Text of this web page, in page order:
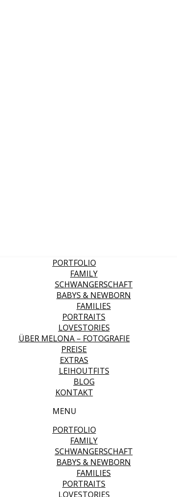
PORTFOLIO
FAMILY
SCHWANGERSCHAFT
BABYS & NEWBORN
FAMILIES
PORTRAITS
LOVESTORIES
ÜBER MELONA – FOTOGRAFIE
PREISE
EXTRAS
LEIHOUTFITS
BLOG
KONTAKT
MENU
PORTFOLIO
FAMILY
SCHWANGERSCHAFT
BABYS & NEWBORN
FAMILIES
PORTRAITS
LOVESTORIES